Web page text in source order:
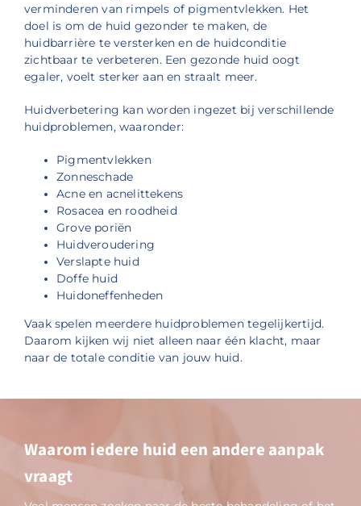
verminderen van rimpels of pigmentvlekken. Het
doel is om de huid gezonder te maken, de
huidbarrière te versterken en de huidconditie
zichtbaar te verbeteren. Een gezonde huid oogt
egaler, voelt sterker aan en straalt meer.
Huidverbetering kan worden ingezet bij verschillende
huidproblemen, waaronder:
Pigmentvlekken
Zonneschade
Acne en acnelittekens
Rosacea en roodheid
Grove poriën
Huidveroudering
Verslapte huid
Doffe huid
Huidoneffenheden
Vaak spelen meerdere huidproblemen tegelijkertijd.
Daarom kijken wij niet alleen naar één klacht, maar
naar de totale conditie van jouw huid.
Waarom iedere huid een andere aanpak
vraagt